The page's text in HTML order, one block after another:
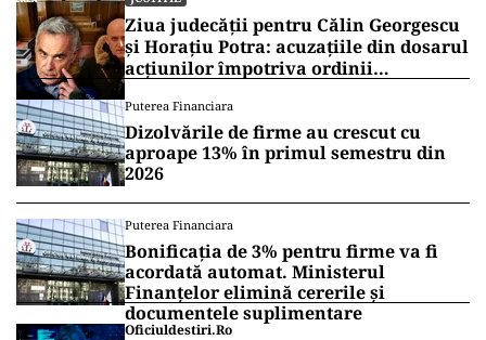
Ziua judecății pentru Călin Georgescu
și Horațiu Potra: acuzațiile din dosarul
acțiunilor împotriva ordinii
de la Înalta Curte
Puterea Financiara
Dizolvările de firme au crescut cu
aproape 13% în primul semestru din
2026
Puterea Financiara
Bonificația de 3% pentru firme va fi
acordată automat. Ministerul
Finanțelor elimină cererile și
documentele suplimentare
Oficiuldestiri.ro